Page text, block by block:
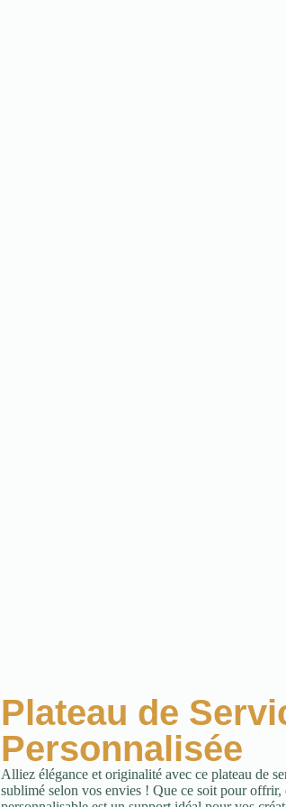
Plateau de
Personnalisée
Alliez élégance et originalité avec ce plateau de
sublimé selon vos envies ! Que ce soit pour